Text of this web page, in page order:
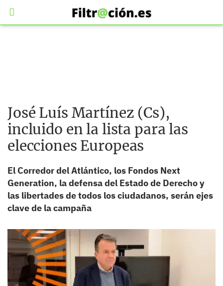
José Luís Martínez (Cs),
incluido en la lista para las
elecciones Europeas
El Corredor del Atlántico, los Fondos Next
Generation, la defensa del Estado de Derecho y
las libertades de todos los ciudadanos, serán ejes
clave de la campaña